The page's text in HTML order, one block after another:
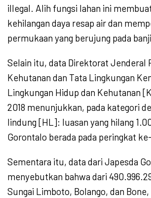
illegal. Alih fungsi lahan ini
kehilangan daya resap air dan
permukaan yang berujung pada
Selain itu, data Direktorat Jenderal
Kehutanan dan Tata Lingkungan
Lingkungan Hidup dan Kehutanan
2018 menunjukkan, pada kategori
lindung [HL]: luasan yang hilang
Gorontalo berada pada peringkat
Sementara itu, data dari Japesda
menyebutkan bahwa dari
Sungai Limboto, Bolango, dan